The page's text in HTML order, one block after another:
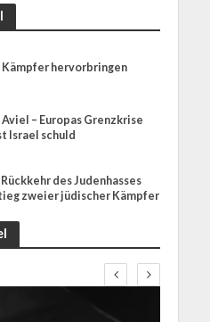
Kämpfer hervorbringen
– Europas Grenzkrise
Israel schuld
des Judenhasses
zweier jüdischer Kämpfer